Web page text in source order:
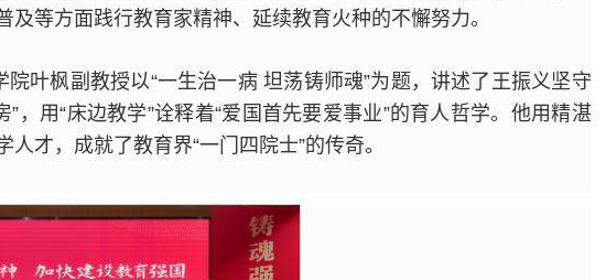
等方面践行教育家精神、延续教育火种的不懈努力。
叶枫副教授以“一生治一病 坦荡铸师魂”为题，讲述了王振义坚守
用“床边教学”诠释着“爱国首先要爱事业”的育人哲学。他用精湛
才，成就了教育界“一门四院士”的传奇。